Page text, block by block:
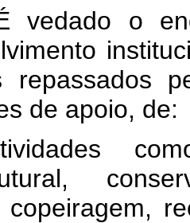
o
repassados
de apoio, de:
copeiragem,